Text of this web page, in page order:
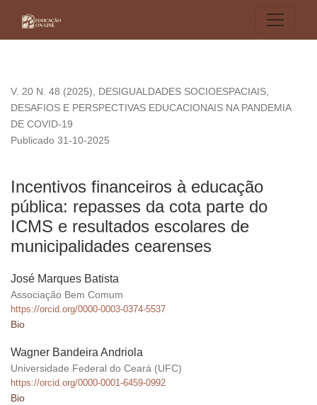
V. 20 N. 48 (2025), DESIGUALDADES SOCIOESPACIAIS,
DESAFIOS E PERSPECTIVAS EDUCACIONAIS NA PANDEMIA
DE COVID-19
Incentivos financeiros à educação
pública: repasses da cota parte do
ICMS e resultados escolares de
municipalidades cearenses
Publicado 31-10-2025
José Marques Batista
Associação Bem Comum
https://orcid.org/0000-0003-0374-5537
Bio
Wagner Bandeira Andriola
Universidade Federal do Ceará (UFC)
https://orcid.org/0000-0001-6459-0992
Bio